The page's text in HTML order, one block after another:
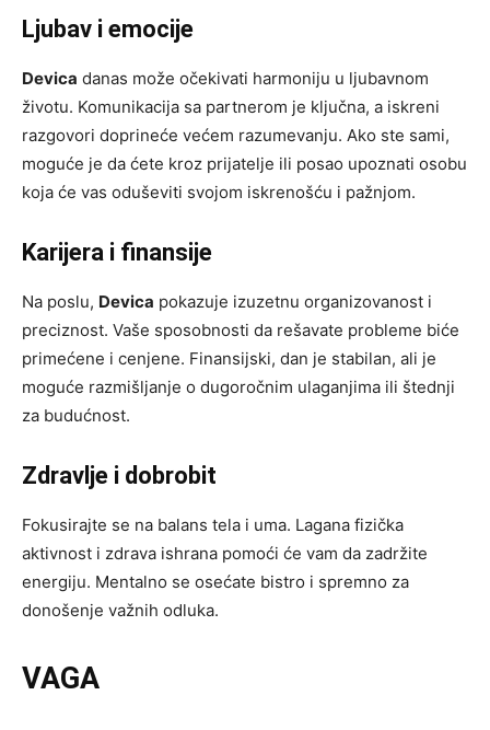
Ljubav i emocije
Devica danas može očekivati harmoniju u ljubavnom
životu. Komunikacija sa partnerom je ključna, a iskreni
razgovori doprineće većem razumevanju. Ako ste sami,
moguće je da ćete kroz prijatelje ili posao upoznati osobu
koja će vas oduševiti svojom iskrenošću i pažnjom.
Karijera i finansije
Na poslu, Devica pokazuje izuzetnu organizovanost i
preciznost. Vaše sposobnosti da rešavate probleme biće
primećene i cenjene. Finansijski, dan je stabilan, ali je
moguće razmišljanje o dugoročnim ulaganjima ili štednji
za budućnost.
Zdravlje i dobrobit
Fokusirajte se na balans tela i uma. Lagana fizička
aktivnost i zdrava ishrana pomoći će vam da zadržite
energiju. Mentalno se osećate bistro i spremno za
donošenje važnih odluka.
VAGA